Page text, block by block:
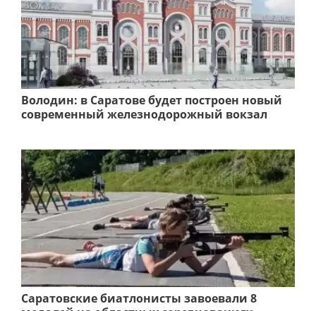
Володин: в Саратове будет построен новый
современный железнодорожный вокзал
Саратовские биатлонисты завоевали 8